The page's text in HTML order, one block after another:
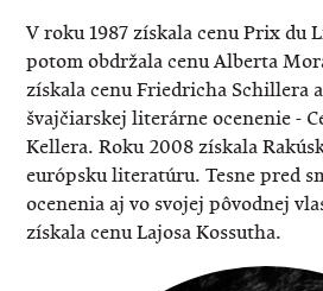
V roku 1987 získala cenu Prix du
potom obdržala cenu Alberta
získala cenu Friedricha Schillera
švajčiarskej literárne ocenenie -
Kellera. Roku 2008 získala
európsku literatúru. Tesne pred
ocenenia aj vo svojej pôvodnej
získala cenu Lajosa Kossutha.